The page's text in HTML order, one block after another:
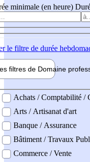
minimale (en heure)
le filtre de durée
filtres de Domaine pro
professionel
Achats / Comptabilité /
Arts / Artisanat d'art
Banque / Assurance
Bâtiment / Travaux
Commerce / Vente